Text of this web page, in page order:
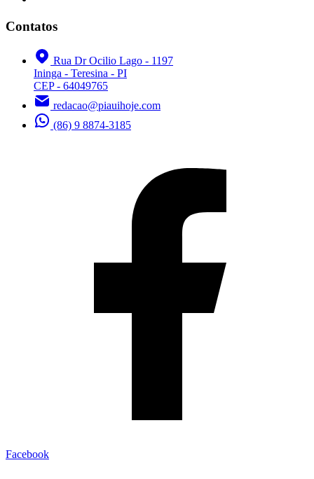
Contatos
Rua Dr Ocilio Lago - 1197
Ininga - Teresina - PI
CEP - 64049765
redacao@piauihoje.com
(86) 9 8874-3185
Facebook